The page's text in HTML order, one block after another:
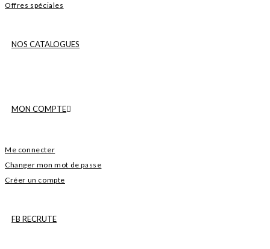
Offres spéciales
NOS CATALOGUES
MON COMPTE
Me connecter
Changer mon mot de passe
Créer un compte
FB RECRUTE